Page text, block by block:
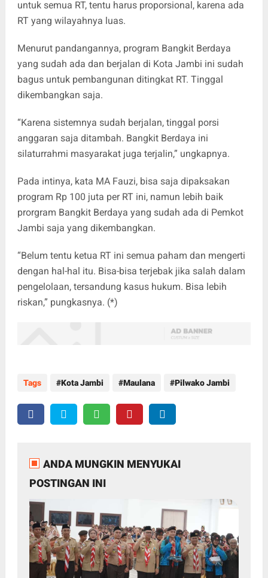
untuk semua RT, tentu harus proporsional, karena ada
RT yang wilayahnya luas.
Menurut pandangannya, program Bangkit Berdaya
yang sudah ada dan berjalan di Kota Jambi ini sudah
bagus untuk pembangunan ditingkat RT. Tinggal
dikembangkan saja.
“Karena sistemnya sudah berjalan, tinggal porsi
anggaran saja ditambah. Bangkit Berdaya ini
silaturrahmi masyarakat juga terjalin,” ungkapnya.
Pada intinya, kata MA Fauzi, bisa saja dipaksakan
program Rp 100 juta per RT ini, namun lebih baik
prorgram Bangkit Berdaya yang sudah ada di Pemkot
Jambi saja yang dikembangkan.
“Belum tentu ketua RT ini semua paham dan mengerti
dengan hal-hal itu. Bisa-bisa terjebak jika salah dalam
pengelolaan, tersandung kasus hukum. Bisa lebih
riskan,” pungkasnya. (*)
Tags Kota Jambi Maulana Pilwako Jambi
ANDA MUNGKIN MENYUKAI
POSTINGAN INI